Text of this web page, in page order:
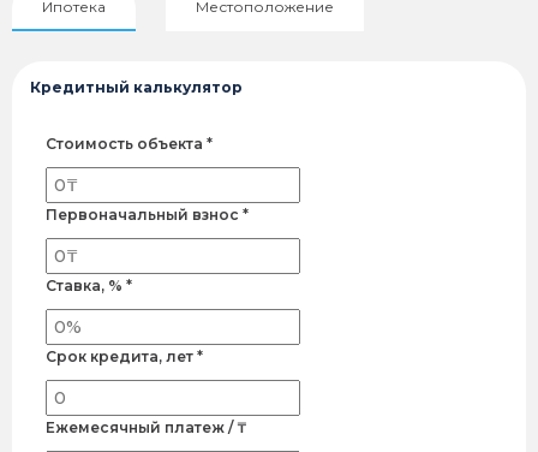
Ипотека Местоположение
Кредитный калькулятор
Стоимость объекта *
Первоначальный взнос *
Ставка, % *
Срок кредита, лет *
Ежемесячный платеж / ₸